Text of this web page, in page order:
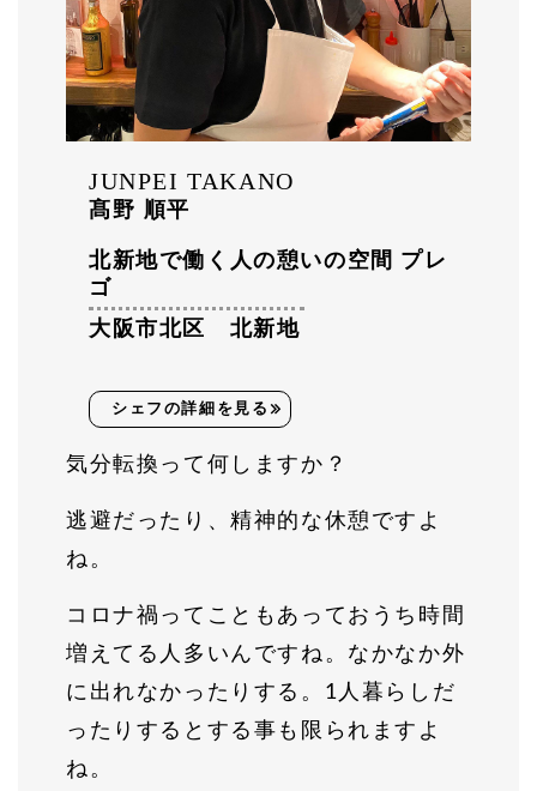
JUNPEI TAKANO
髙野 順平
北新地で働く人の憩いの空間 プレ
ゴ
大阪市北区 北新地
シェフの詳細を見る
気分転換って何しますか？
逃避だったり、精神的な休憩ですよ
ね。
コロナ禍ってこともあっておうち時間
増えてる人多いんですね。なかなか外
に出れなかったりする。1人暮らしだ
ったりするとする事も限られますよ
ね。